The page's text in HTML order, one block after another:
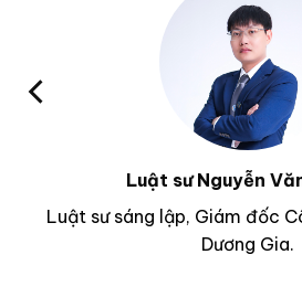
Luật sư Nguyễn
Luật sư sáng lập, Giám đốc
Dương Gia.